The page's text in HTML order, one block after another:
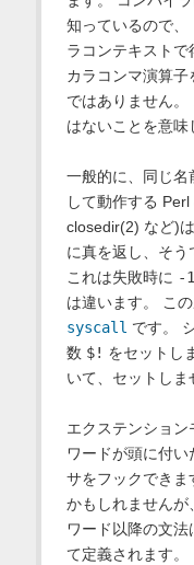
知っているので、
ラコンテキストで
カラコンマ演算
ではありません。
はないことを意味
一般的に、同じ名
して動作する
closedir(2) など)
に真を返し、そう
これは失敗時に -1
は違います。 こ
syscall です。
数 $! をセットし
いて、セットしま
エクステンショ
ワードが頭に付
サをフックできま
かもしれませんが
ワード以降の文
て定義されます